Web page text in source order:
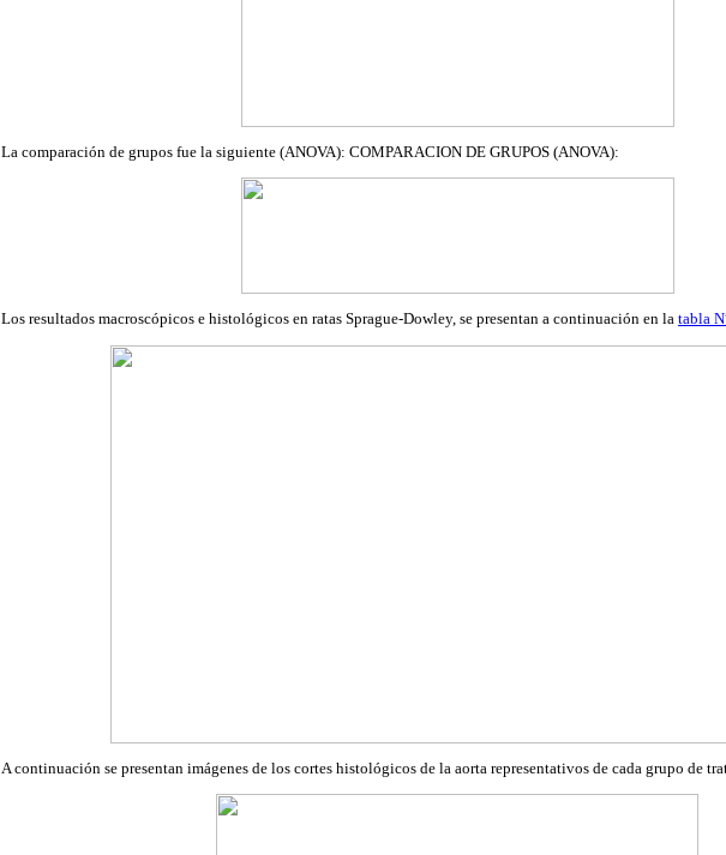
La comparación de grupos fue la siguiente (ANOVA): COMPARACION DE GRUPOS (ANOVA):
Los resultados macroscópicos e histológicos en ratas Sprague-Dowley, se presentan a continuación en la tabla
A continuación se presentan imágenes de los cortes histológicos de la aorta representativos de cada grupo de